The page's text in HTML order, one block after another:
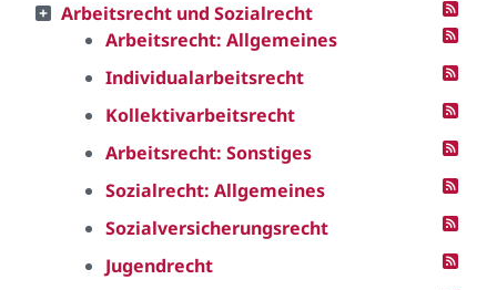
Arbeitsrecht und Sozialrecht
Arbeitsrecht: Allgemeines
Individualarbeitsrecht
Kollektivarbeitsrecht
Arbeitsrecht: Sonstiges
Sozialrecht: Allgemeines
Sozialversicherungsrecht
Jugendrecht